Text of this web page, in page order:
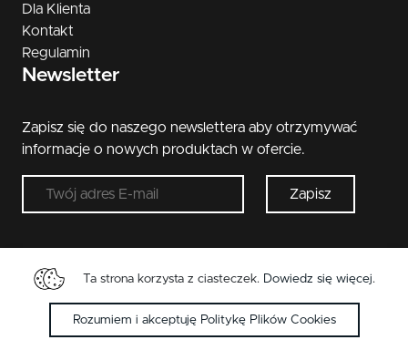
Dla Klienta
Kontakt
Regulamin
Newsletter
Zapisz się do naszego newslettera aby otrzymywać
informacje o nowych produktach w ofercie.
Zapisz
Copyright © 2026 Metal-Bud. Wszelkie przwa
zastrzeżone.
Ta strona korzysta z ciasteczek. Dowiedz się więcej.
Rozumiem i akceptuję Politykę Plików Cookies